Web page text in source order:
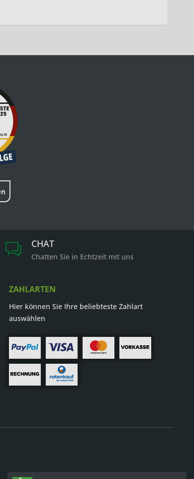
CHAT
Chatten Sie in Echtzeit mit uns
ZAHLARTEN
Hier können Sie Ihre beliebteste Zahlart
auswählen